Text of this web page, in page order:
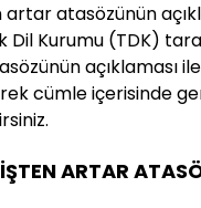
atasözünün
Dil Kurumu (TDK)
açıklaması
cümle içerisinde
ARTAR